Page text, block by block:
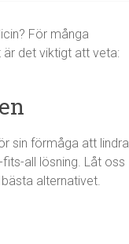
För många
är det viktigt att veta:
sin förmåga att lindra
all lösning. Låt oss
alternativet.